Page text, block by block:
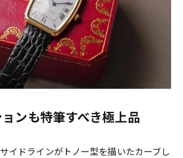
ンも特筆すべき極上品
イドラインがトノー型を描いたカーブし